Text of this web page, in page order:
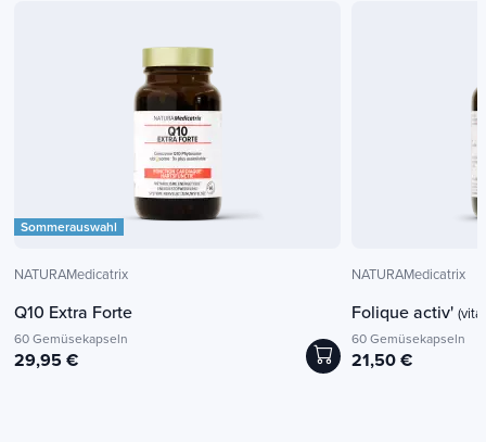
Sommerauswahl
NATURAMedicatrix
Q10 Extra Forte
60 Gemüsekapseln
29,95 €
NATURAMedicatrix
Folique activ'
60 Gemüsekapseln
21,50 €